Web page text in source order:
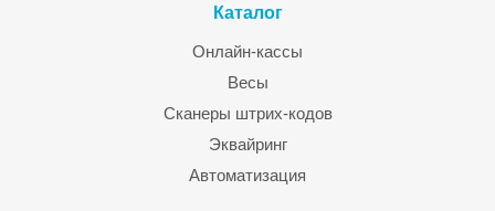
Каталог
Онлайн-кассы
Весы
Сканеры штрих-кодов
Эквайринг
Автоматизация